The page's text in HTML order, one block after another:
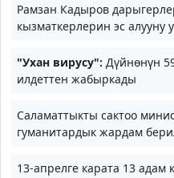
Рамзан Кадыров
кызматкерлерин эс алууну
"Ухан вирусу": Дүйнөнүн
илдеттен жабыркады
Саламаттыкты сактоо
гуманитардык жардам
13-апрелге карата 13 адам